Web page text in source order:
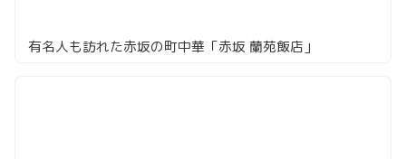
有名人も訪れた赤坂の町中華「赤坂 蘭苑飯店」